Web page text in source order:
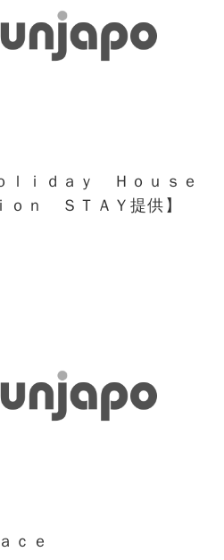
ｌｉｄａｙ Ｈｏｕｓｅ
ｏｎ ＳＴＡＹ提供】
ｃｅ